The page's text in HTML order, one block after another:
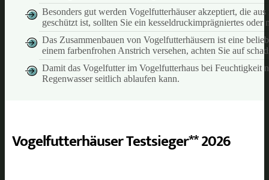
Besonders gut werden Vogelfutterhäuser akzeptiert, die
geschützt ist, sollten Sie ein kesseldruckimprägniertes
Das Zusammenbauen von Vogelfutterhäusern ist eine
einem farbenfrohen Anstrich versehen, achten Sie auf
Damit das Vogelfutter im Vogelfutterhaus bei Feuchtigkeit
Regenwasser seitlich ablaufen kann.
Vogelfutterhäuser Testsieger** 2026